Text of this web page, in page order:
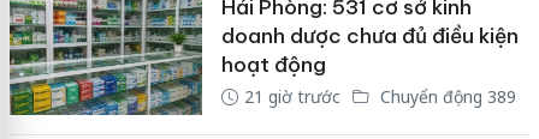
Hải Phòng: 531 cơ sở kinh
doanh dược chưa đủ điều kiện
hoạt động
21 giờ trước Chuyển động 389